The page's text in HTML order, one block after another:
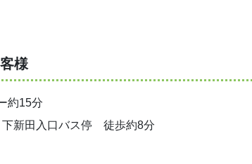
様
約15分
下新田入口バス停 徒歩約8分